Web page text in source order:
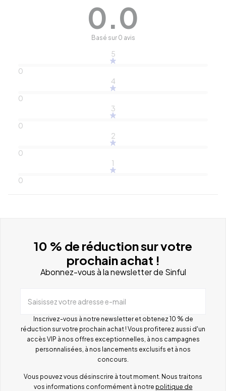
0.0
Basé sur 0 avis
5
0
4
0
3
0
2
0
1
0
10 % de réduction sur votre
prochain achat !
Abonnez-vous à la newsletter de Sinful
Saisissez votre adresse e-mail
Inscrivez-vous à notre newsletter et obtenez 10 % de
réduction sur votre prochain achat ! Vous profiterez aussi d'un
accès VIP à nos offres exceptionnelles, à nos campagnes
personnalisées, à nos lancements exclusifs et à nos
concours.
Vous pouvez vous désinscrire à tout moment. Nous traitons
vos informations conformément à notre politique de